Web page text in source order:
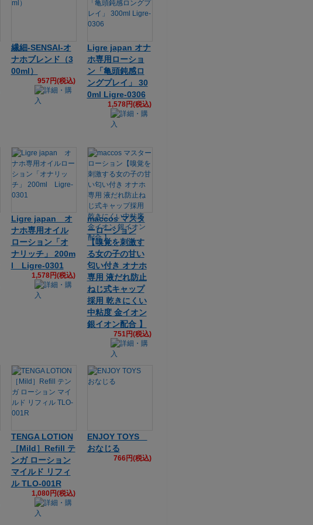
繊細-SENSAI-オ
ナホブレンド（3
00ml）
957円(税込)
Ligre japan オナ
ホ専用ローショ
ン「亀頭鈍感ロ
ングプレイ」 30
0ml Ligre-0306
1,578円(税込)
Ligre japan オ
ナホ専用オイル
ローション「オ
ナリッチ」 200m
l Ligre-0301
1,578円(税込)
maccos マスタ
ーローション
【嗅覚を刺激す
る女の子の甘い
匂い付き オナホ
専用 液だれ防止
ねじ式キャップ
採用 乾きにくい
中粘度 金イオン
銀イオン配合 】
751円(税込)
TENGA LOTION
［Mild］Refill テ
ンガ ローション
マイルド リフィ
ル TLO-001R
1,080円(税込)
ENJOY TOYS
おなじる
766円(税込)